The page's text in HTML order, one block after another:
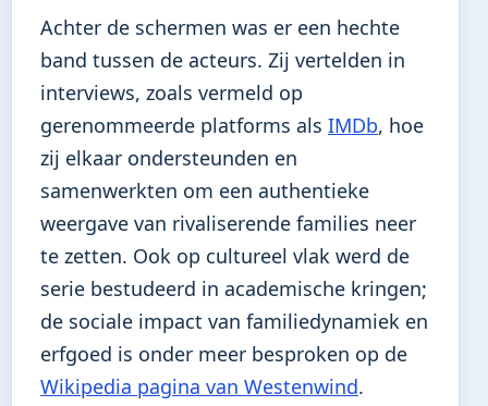
Achter de schermen was er een hechte
band tussen de acteurs. Zij vertelden in
interviews, zoals vermeld op
gerenommeerde platforms als IMDb, hoe
zij elkaar ondersteunden en
samenwerkten om een authentieke
weergave van rivaliserende families neer
te zetten. Ook op cultureel vlak werd de
serie bestudeerd in academische kringen;
de sociale impact van familiedynamiek en
erfgoed is onder meer besproken op de
Wikipedia pagina van Westenwind.